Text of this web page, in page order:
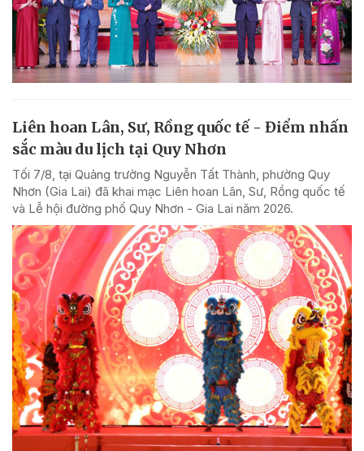
Liên hoan Lân, Sư, Rồng quốc tế - Điểm nhấn
sắc màu du lịch tại Quy Nhơn
Tối 7/8, tại Quảng trường Nguyễn Tất Thành, phường Quy
Nhơn (Gia Lai) đã khai mạc Liên hoan Lân, Sư, Rồng quốc tế
và Lễ hội đường phố Quy Nhơn - Gia Lai năm 2026.